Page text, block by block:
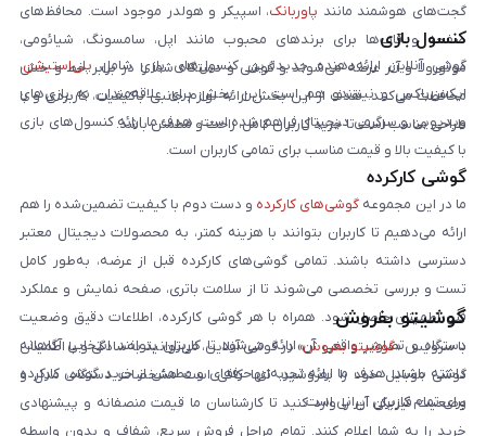
گجت‌های هوشمند مانند پاوربانک، اسپیکر و هولدر موجود است. محافظ‌های
صفحه و قاب‌ها برای برندهای محبوب مانند اپل، سامسونگ، شیائومی،
موتورولا و آنر عرضه می‌شوند و گوشی و دستگاه شما را در برابر خط و خش
محافظت می‌کنند. هدف از این بخش ارائه لوازم جانبی باکیفیت، کاربردی و با
طراحی مناسب است تا خرید کاربران کامل، راحت و مطمئن باشد.
کنسول بازی
گوشی آنلاین ارائه‌دهنده جدیدترین کنسول‌های بازی شامل پلی‌استیشن،
ایکس‌باکس و نینتندو هم است. این بخش برای علاقه‌مندان به بازی‌های
ویدیویی و سرگرمی دیجیتال فراهم شده است. هدف ما ارائه کنسول‌های بازی
با کیفیت بالا و قیمت مناسب برای تمامی کاربران است.
گوشی کارکرده
ما در این مجموعه گوشی‌های کارکرده و دست دوم با کیفیت تضمین‌شده را هم
ارائه می‌دهیم تا کاربران بتوانند با هزینه کمتر، به محصولات دیجیتال معتبر
دسترسی داشته باشند. تمامی گوشی‌های کارکرده قبل از عرضه، به‌طور کامل
تست و بررسی تخصصی می‌شوند تا از سلامت باتری، صفحه نمایش و عملکرد
فنی اطمینان حاصل شود. همراه با هر گوشی کارکرده، اطلاعات دقیق وضعیت
دستگاه و تصاویر واقعی آن ارائه می‌شود تا کاربران بتوانند انتخابی آگاهانه
داشته باشند. هدف ما ارائه تجربه‌ای حرفه‌ای و مطمئن از خرید گوشی کارکرده
برای تمام کاربران ایرانی است.
گوشیتو بفروش
با سرویس «گوشیتو بفروش» در گوشی آنلاین، می‌توانید به‌سادگی و با اطمینان
گوشی موبایل خود را بفروشید. تنها کافی است مشخصات دستگاه، مدل و
وضعیت فیزیکی آن را وارد کنید تا کارشناسان ما قیمت منصفانه و پیشنهادی
خرید را به شما اعلام کنند. تمام مراحل فروش سریع، شفاف و بدون واسطه